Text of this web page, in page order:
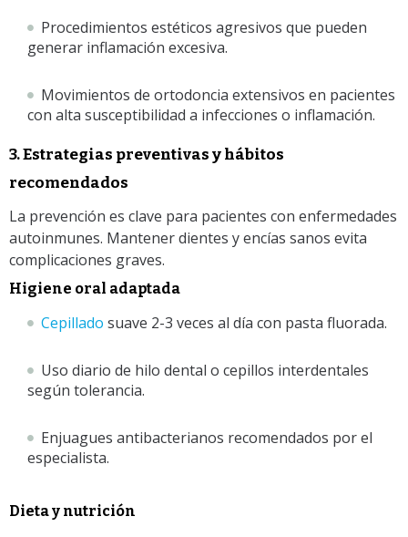
Procedimientos estéticos agresivos que pueden
generar inflamación excesiva.
Movimientos de ortodoncia extensivos en pacientes
con alta susceptibilidad a infecciones o inflamación.
3. Estrategias preventivas y hábitos
recomendados
La prevención es clave para pacientes con enfermedades
autoinmunes. Mantener dientes y encías sanos evita
complicaciones graves.
Higiene oral adaptada
Cepillado suave 2-3 veces al día con pasta fluorada.
Uso diario de hilo dental o cepillos interdentales
según tolerancia.
Enjuagues antibacterianos recomendados por el
especialista.
Dieta y nutrición